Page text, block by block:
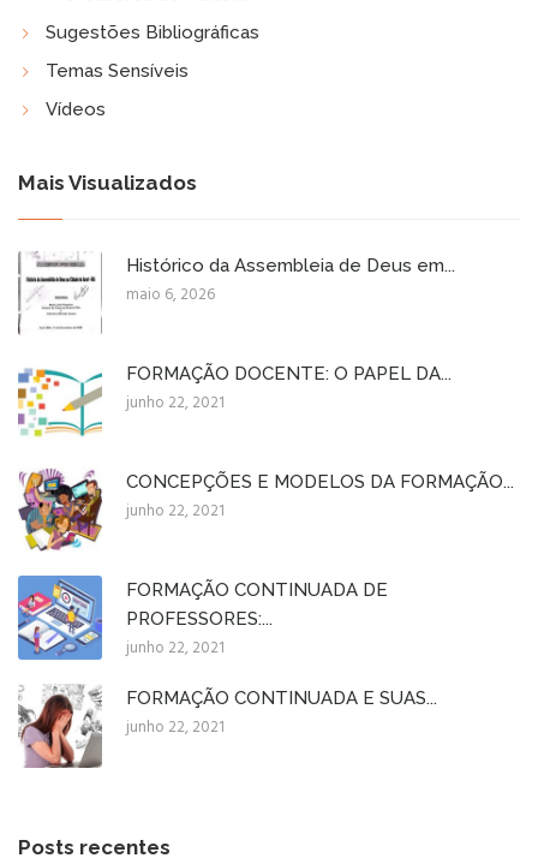
Sugestões Bibliográficas
Temas Sensíveis
Vídeos
Mais Visualizados
Histórico da Assembleia de Deus em...
maio 6, 2026
FORMAÇÃO DOCENTE: O PAPEL DA...
junho 22, 2021
CONCEPÇÕES E MODELOS DA FORMAÇÃO...
junho 22, 2021
FORMAÇÃO CONTINUADA DE
PROFESSORES:...
junho 22, 2021
FORMAÇÃO CONTINUADA E SUAS...
junho 22, 2021
Posts recentes